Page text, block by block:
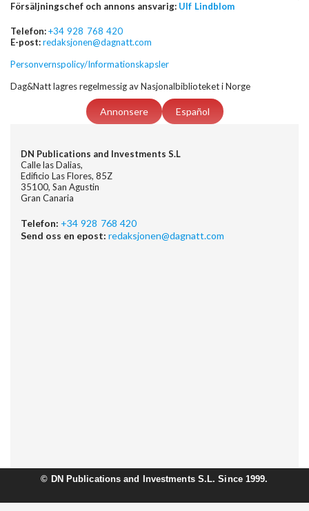
Försäljningschef och annons ansvarig: Ulf Lindblom
Telefon:+34 928 768 420
E-post:redaksjonen@dagnatt.com
Personvernspolicy/Informationskapsler
Dag&Natt lagres regelmessig av Nasjonalbiblioteket i Norge
Annonsere Español
DN Publications and Investments S.L
Calle las Dalias,
Edificio Las Flores, 85Z
35100, San Agustin
Gran Canaria
Telefon: +34 928 768 420
Send oss en epost: redaksjonen@dagnatt.com
© DN Publications and Investments S.L. Since 1999.